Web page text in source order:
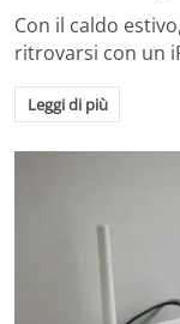
Con il caldo
ritrovarsi con un
Leggi di più